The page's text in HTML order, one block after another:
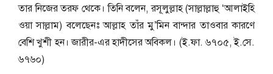
তার নিজের তরফ থেকে। তিনি বলেন, রসূলুল্লাহ (সাল্লাল্লাহু ‘আলাইহি
ওয়া সাল্লাম) বলেছেনঃ আল্লাহ তাঁর মু’মিন বান্দার তাওবার কারণে
বেশি খুশী হন। জারীর-এর হাদীসের অবিকল। (ই.ফা. ৬৭০৫, ই.সে.
৬৭৬০)